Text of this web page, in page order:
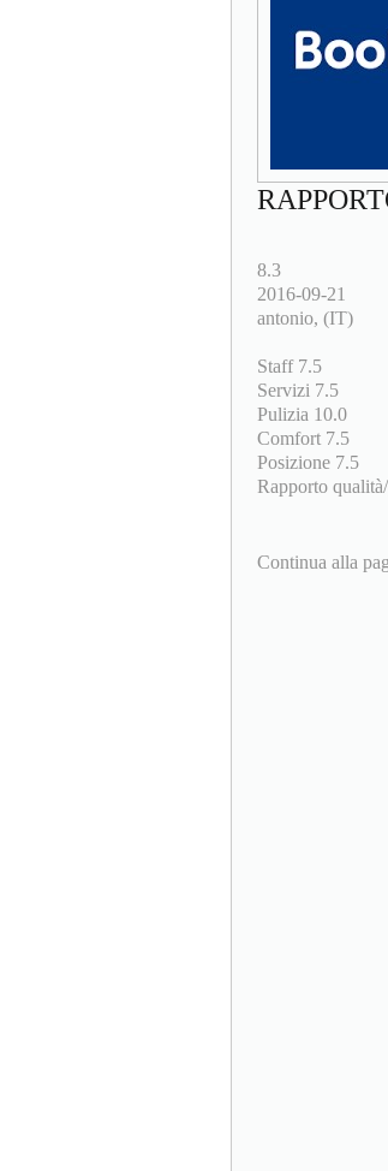
8.3
2016-09-21
antonio, (IT)
Staff 7.5
Servizi 7.5
Pulizia 10.0
Comfort 7.5
Posizione 7.5
Rapporto
Continua alla